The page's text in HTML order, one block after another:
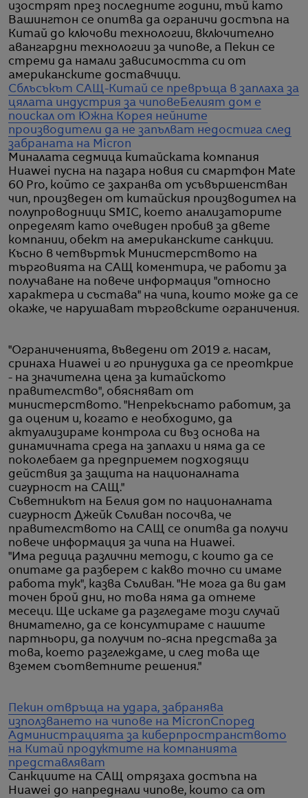
изострят през последните години, тъй като
Вашингтон се опитва да ограничи достъпа на
Китай до ключови технологии, включително
авангардни технологии за чипове, а Пекин се
стреми да намали зависимостта си от
американските доставчици.
Сблъсъкът САЩ-Китай се превръща в заплаха за
цялата индустрия за чипове Белият дом е
поискал от Южна Корея нейните
производители да не запълват недостига след
забраната на Micron
Миналата седмица китайската компания
Huawei пусна на пазара новия си смартфон Mate
60 Pro, който се захранва от усъвършенстван
чип, произведен от китайския производител на
полупроводници SMIC, което анализаторите
определят като очевиден пробив за двете
компании, обект на американските санкции.
Късно в четвъртък Министерството на
търговията на САЩ коментира, че работи за
получаване на повече информация "относно
характера и състава" на чипа, които може да се
окаже, че нарушават търговските ограничения.
"Ограниченията, въведени от 2019 г. насам,
сринаха Huawei и го принудиха да се преоткрие
- на значителна цена за китайското
правителство", обясняват от
министерството. "Непрекъснато работим, за
да оценим и, когато е необходимо, да
актуализираме контрола си въз основа на
динамичната среда на заплахи и няма да се
поколебаем да предприемем подходящи
действия за защита на националната
сигурност на САЩ."
Съветникът на Белия дом по националната
сигурност Джейк Съливан посочва, че
правителството на САЩ се опитва да получи
повече информация за чипа на Huawei.
"Има редица различни методи, с които да се
опитаме да разберем с какво точно си имаме
работа тук", казва Съливан. "Не мога да ви дам
точен брой дни, но това няма да отнеме
месеци. Ще искаме да разгледаме този случай
внимателно, да се консултираме с нашите
партньори, да получим по-ясна представа за
това, което разглеждаме, и след това ще
вземем съответните решения."
Пекин отвръща на удара, забранява
използването на чипове на MicronСпоред
Администрацията за киберпространството
на Китай продуктите на компанията
представляват
Санкциите на САЩ отрязаха достъпа на
Huawei до напреднали чипове, които са от